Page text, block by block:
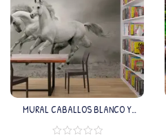
MURAL CABALLOS BLANCO Y